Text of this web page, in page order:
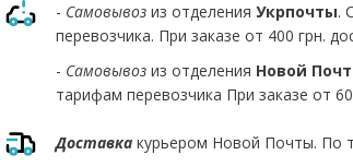
- Самовывоз из отделения Укрпочты.
перевозчика. При заказе от 400 грн.
- Самовывоз из отделения Новой
тарифам перевозчика При заказе от
Доставка курьером Новой Почты. По